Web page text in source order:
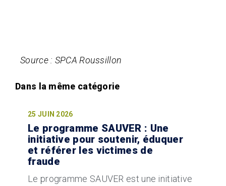
Source : SPCA Roussillon
25 JUIN 2026
Le programme SAUVER : Une
initiative pour soutenir, éduquer
et référer les victimes de
fraude
Le programme SAUVER est une initiative